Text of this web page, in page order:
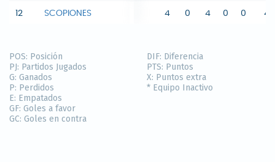
12 SCOPIONES 4 0 4 0 0 4
POS: Posición
PJ: Partidos Jugados
G: Ganados
P: Perdidos
E: Empatados
GF: Goles a favor
GC: Goles en contra
DIF: Diferencia
PTS: Puntos
X: Puntos extra
* Equipo Inactivo